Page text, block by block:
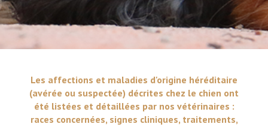
Les affections et maladies d'origine héréditaire
(avérée ou suspectée) décrites chez le chien ont
été listées et détaillées par nos vétérinaires :
races concernées, signes cliniques, traitements,